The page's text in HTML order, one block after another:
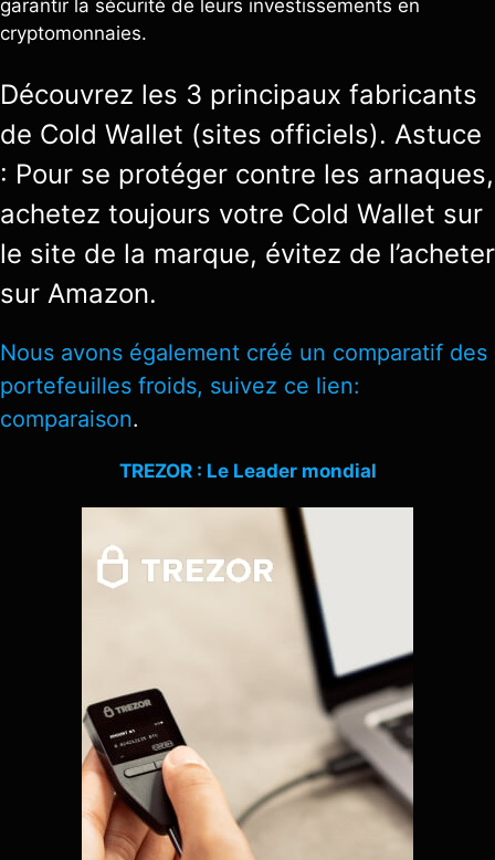
garantir la sécurité de leurs investissements en
cryptomonnaies.
Découvrez les 3 principaux fabricants
de Cold Wallet (sites officiels). Astuce
: Pour se protéger contre les arnaques,
achetez toujours votre Cold Wallet sur
le site de la marque, évitez de l’acheter
sur Amazon.
Nous avons également créé un comparatif des
portefeuilles froids, suivez ce lien:
comparaison.
TREZOR : Le Leader mondial